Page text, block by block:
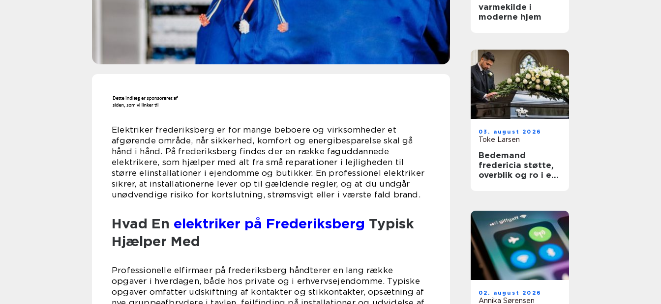
Elektriker frederiksberg er for mange beboere og virksomheder et
afgørende område, når sikkerhed, komfort og energibesparelse skal gå
hånd i hånd. På frederiksberg findes der en række faguddannede
elektrikere, som hjælper med alt fra små reparationer i lejligheden til
større elinstallationer i ejendomme og butikker. En professionel elektriker
sikrer, at installationerne lever op til gældende regler, og at du undgår
unødvendige risiko for kortslutning, strømsvigt eller i værste fald brand.
Hvad En elektriker på Frederiksberg Typisk
Hjælper Med
Professionelle elfirmaer på frederiksberg håndterer en lang række
opgaver i hverdagen, både hos private og i erhvervsejendomme. Typiske
opgaver omfatter udskiftning af kontakter og stikkontakter, opsætning af
varmekilde i
moderne hjem
03. august 2026
Toke Larsen
Bedemand
fredericia støtte,
overblik og ro i en
02. august 2026
Annika Sørensen